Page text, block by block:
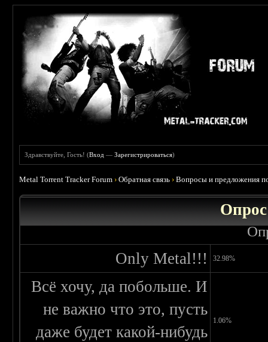
Здравствуйте, Гость! (Вход —Зарегистрироваться)
Metal Torrent Tracker Forum ›Обратная связь ›Вопросы и предложения
Only Metal!!! 32.98%
Всё хочу, да побольше. И
не важно что это, пусть
даже будет какой-нибудь
1.06%